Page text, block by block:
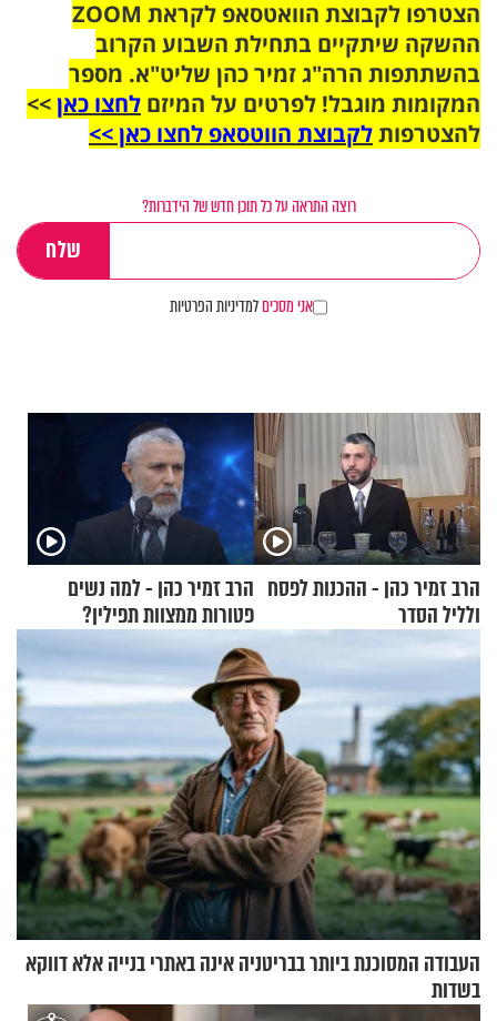
הצטרפו לקבוצת הוואטסאפ לקראת ZOOM
ההשקה שיתקיים בתחילת השבוע הקרוב
בהשתתפות הרה"ג זמיר כהן שליט"א. מספר
המקומות מוגבל! לפרטים על המיזם לחצו כאן>>
להצטרפותלקבוצת הווטסאפ לחצו כאן >>
רוצה התראה על כל תוכן חדש של הידברות?
אני מסכיםלמדיניות הפרטיות
הרב זמיר כהן - ההכנות לפסח
ולליל הסדר
הרב זמיר כהן - למה נשים
פטורות ממצוות תפילין?
העבודה המסוכנת ביותר בבריטניה אינה באתרי בנייה אלא דווקא
בשדות